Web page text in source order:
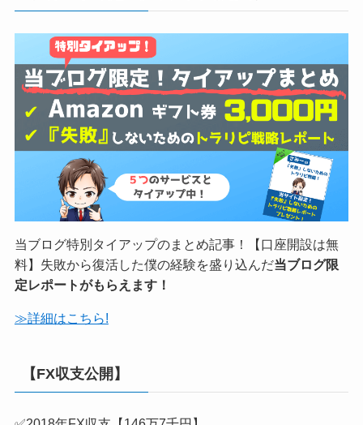
FX自動売買といえば、トラリピ！当サイト特別タイアッ
プ2022年追記した初めての人のためのスタートアップペ
ージ付！「失敗しない」ためのトラリピ戦略レポートプ
≫特典の詳細へ
＼当ブログ限定！タイアップまとめ／